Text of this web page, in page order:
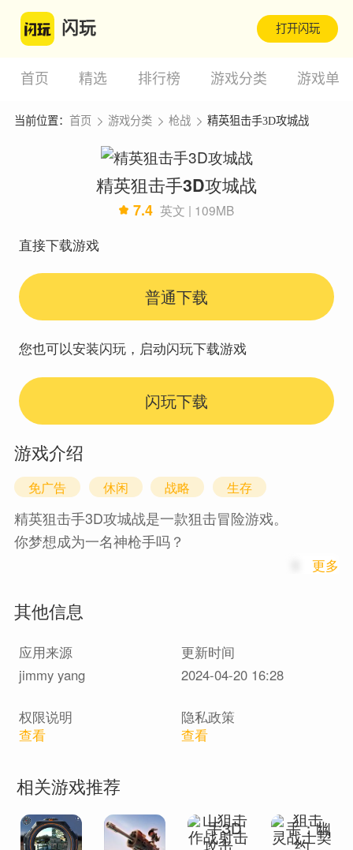
闪玩 打开闪玩
首页 精选 排行榜 游戏分类 游戏单
当前位置： 首页 游戏分类 枪战 精英狙击手3D攻城战
精英狙击手3D攻城战
7.4 英文 | 109MB
直接下载游戏
普通下载
您也可以安装闪玩，启动闪玩下载游戏
闪玩下载
游戏介绍
免广告 休闲 战略 生存
精英狙击手3D攻城战是一款狙击冒险游戏。
你梦想成为一名神枪手吗？
奋的隐形狙击任务世界。这是一款好玩又容易上手
狙击刺客枪。您会发现自己置身于史诗般的战争游
戏中，在武装士兵和狙击手面前，在这款枪支射击
在这款激烈的 3D 狙击手游戏中掌握狙击艺术
在这款精英狙击手战争游戏中，成为看不见、闻所
未闻的狙击手幽灵。占领敌人的军事基地，并保护
自己的军事基地。使用你的 3D 狙击步枪击败敌人并
更多
其他信息
应用来源
更新时间
jimmy yang
2024-04-20 16:28
权限说明
查看
隐私政策
查看
相关游戏推荐